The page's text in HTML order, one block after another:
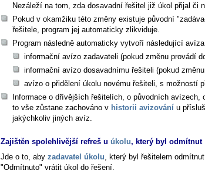
Nezáleží na tom, zda dosavadní řešitel již úkol přijal či
Pokud v okamžiku této změny existuje původní
řešitele, program jej automaticky zlikviduje.
Program následně automaticky vytvoří následující avíza
informační avízo zadavateli (pokud změnu provádí
informační avízo dosavadnímu řešiteli (pokud
avízo o přidělení úkolu novému řešiteli, s možností
Informace o dřívějších řešitelích, o původních avízech,
to vše zůstane zachováno v historii avizování u
jakýchkoliv jiných avíz.
Zajištěn spolehlivější refreš u úkolu, který byl odmítnut
Jde o to, aby zadavatel úkolu, který byl řešitelem
"Odmítnuto" vrátit úkol do řešení.